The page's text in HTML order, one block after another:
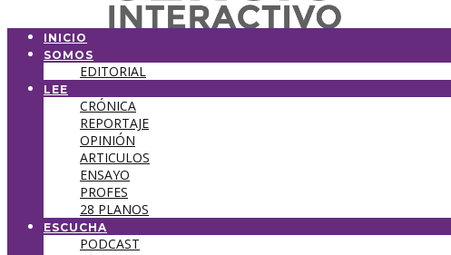
INICIO
SOMOS
EDITORIAL
LEE
CRÓNICA
REPORTAJE
OPINIÓN
ARTICULOS
ENSAYO
PROFES
28 PLANOS
ESCUCHA
PODCAST